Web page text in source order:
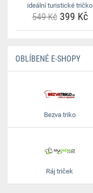
ideální turistické tričko
549 Kč399 Kč
OBLÍBENÉ E-SHOPY
Bezva triko
Ráj triček